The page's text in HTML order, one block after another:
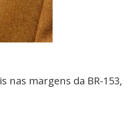
margens da BR-153,